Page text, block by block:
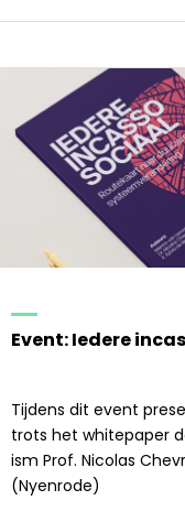
Event: Iedere
Tijdens dit event
trots het whitepaper
ism Prof. Nicolas
(Nyenrode)